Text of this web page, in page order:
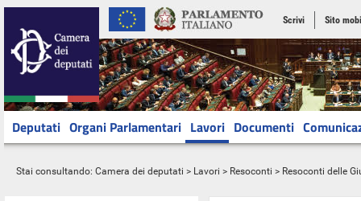
Scrivi Sito
Deputati Organi Parlamentari Lavori Documenti
Stai consultando: Camera dei deputati > Lavori > Resoconti > Resoconti delle